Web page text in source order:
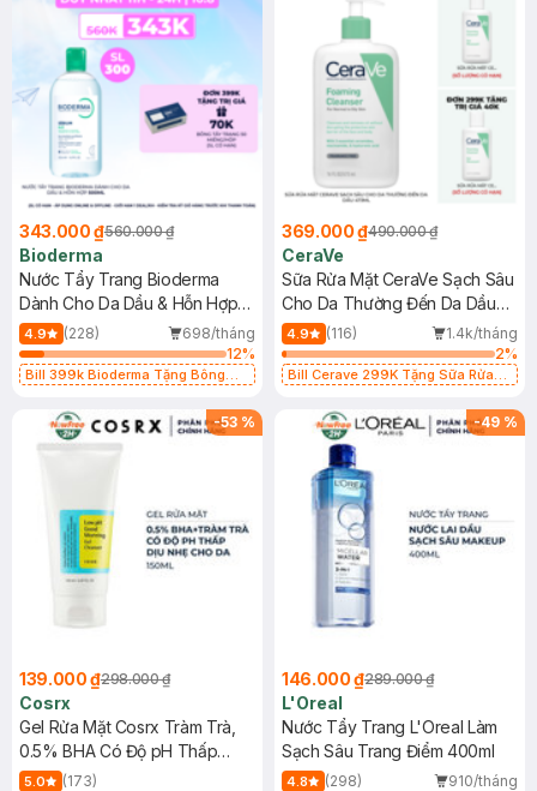
343.000 ₫560.000 ₫
Bioderma
Nước Tẩy Trang Bioderma
Dành Cho Da Dầu & Hỗn Hợp
500ml
4.9 (228)
698/tháng
12%
Bill 399k Bioderma Tặng Bông
369.000 ₫490.000 ₫
CeraVe
Sữa Rửa Mặt CeraVe Sạch Sâu
Cho Da Thường Đến Da Dầu
473ml
4.9 (116)
1.4k/tháng
2%
Bill Cerave 299K Tặng Sữa Rửa
-53 %
139.000 ₫298.000 ₫
Cosrx
Gel Rửa Mặt Cosrx Tràm Trà,
0.5% BHA Có Độ pH Thấp
150ml
5.0
(173)
-49 %
146.000 ₫289.000 ₫
L'Oreal
Nước Tẩy Trang L'Oreal Làm
Sạch Sâu Trang Điểm 400ml
4.8 (298)
910/tháng